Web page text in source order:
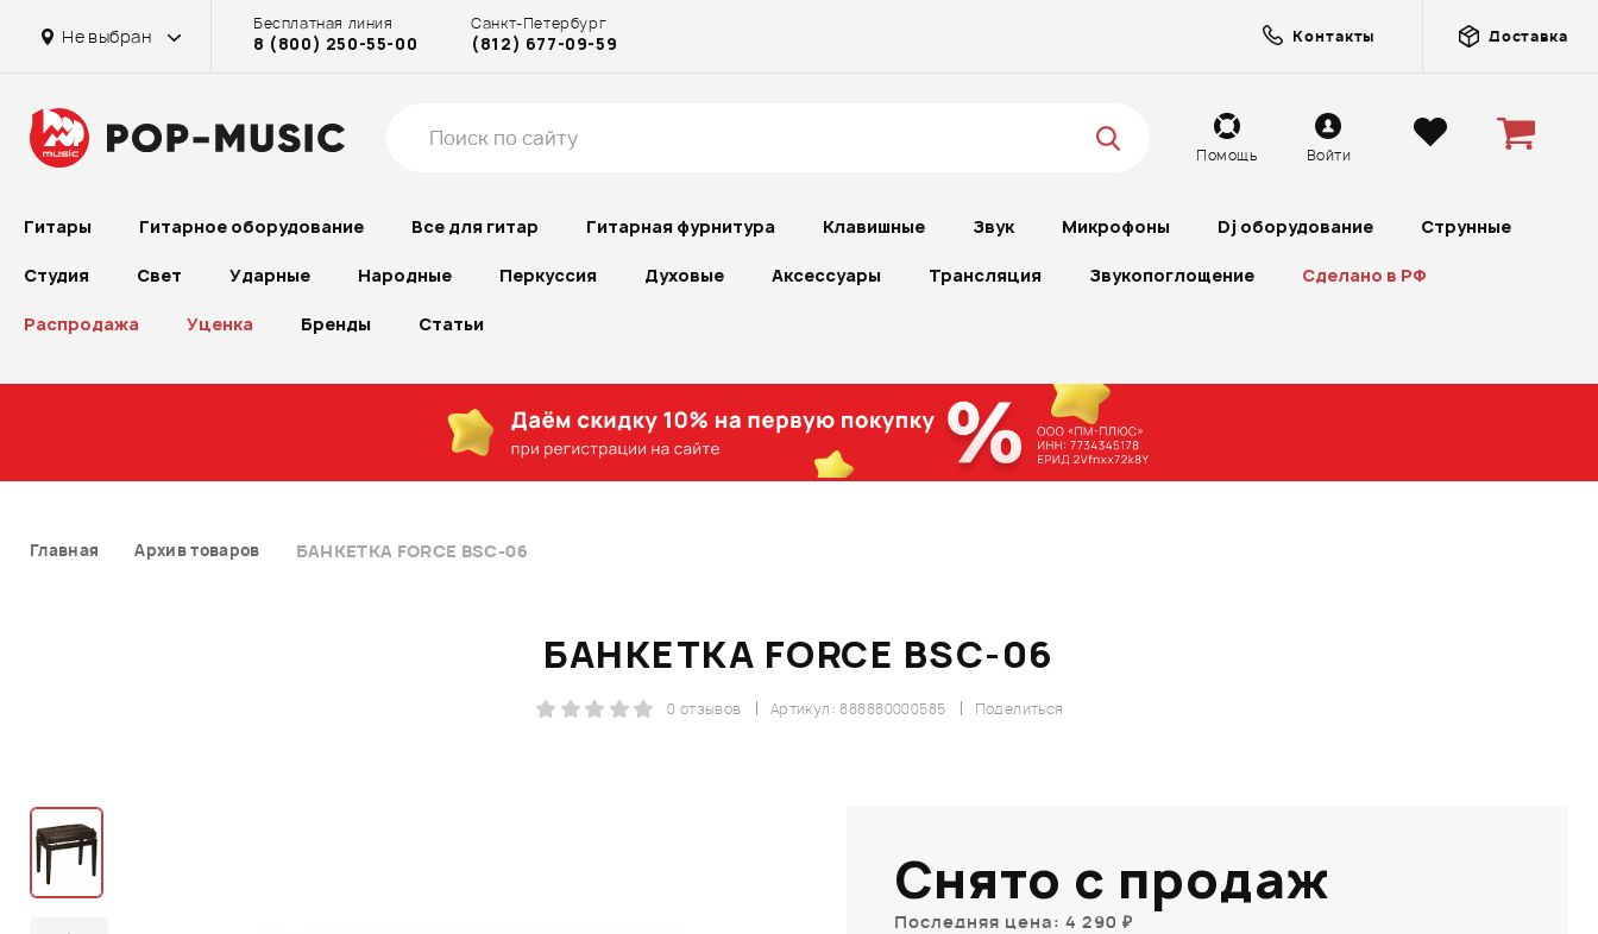
Не выбран
Бесплатная линия
8 (800) 250-55-00
Санкт-Петербург
(812) 677-09-59 Контакты Доставка
Помощь Войти
Гитары Гитарное оборудование Все для гитар Гитарная фурнитура Клавишные Звук Микрофоны Dj оборудование Струнные
Студия Свет Ударные Народные Перкуссия Духовые Аксессуары Трансляция Звукопоглощение Сделано в РФ
Распродажа Уценка Бренды Статьи
Главная Архив товаров БАНКЕТКА FORCE BSC-06
БАНКЕТКА FORCE BSC-06
Поделиться
Артикул: 888880000585
0 отзывов
Снято с продаж
Последняя цена: 4 290 ₽